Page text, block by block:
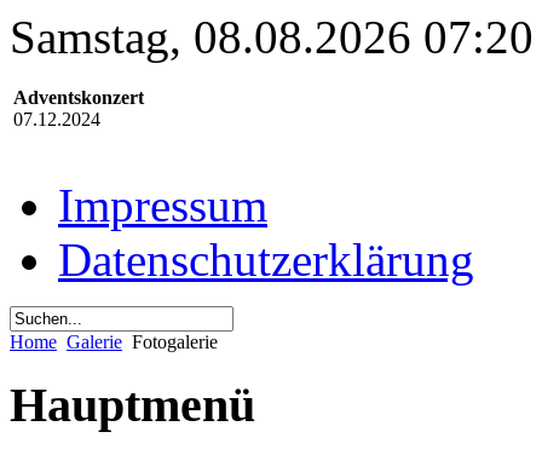
Samstag, 08.08.2026 07:20
Adventskonzert
07.12.2024
Impressum
Datenschutzerklärung
Home Galerie Fotogalerie
Hauptmenü